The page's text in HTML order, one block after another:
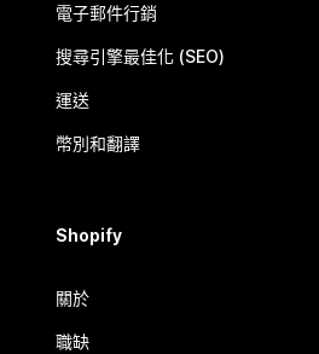
電子郵件行銷
搜尋引擎最佳化 (SEO)
運送
幣別和翻譯
Shopify
關於
職缺